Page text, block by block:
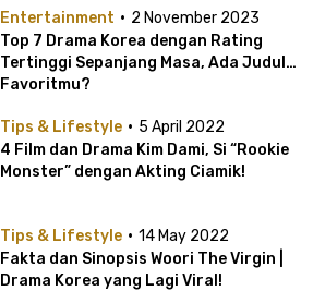
Entertainment · 2 November 2023
Top 7 Drama Korea dengan Rating
Tertinggi Sepanjang Masa, Ada Judul
Favoritmu?
Tips & Lifestyle · 5 April 2022
4 Film dan Drama Kim Dami, Si “Rookie
Monster” dengan Akting Ciamik!
Tips & Lifestyle · 14 May 2022
Fakta dan Sinopsis Woori The Virgin |
Drama Korea yang Lagi Viral!